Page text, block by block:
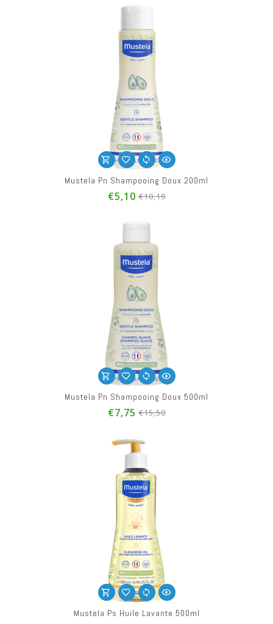
Mustela Pn Shampooing Doux 200ml
€5,10 €10,19
Mustela Pn Shampooing Doux 500ml
€7,75 €15,50
Mustela Ps Huile Lavante 500ml